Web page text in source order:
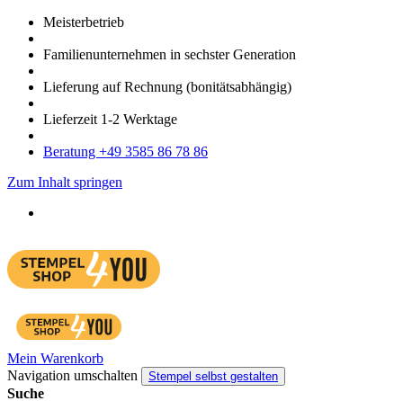
Meister­betrieb
Familien­unter­nehmen in sechster Gene­ration
Lieferung auf Rech­nung (bonitätsabhängig)
Liefer­zeit 1-2 Werk­tage
Bera­tung +49 3585 86 78 86
Zum Inhalt springen
Mein Warenkorb
Navigation umschalten
Stempel selbst gestalten
Suche